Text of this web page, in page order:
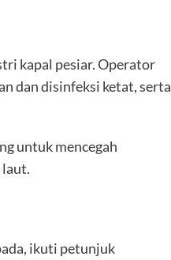
kapal pesiar. Operator
dan disinfeksi ketat, serta
untuk mencegah
laut.
ikuti petunjuk